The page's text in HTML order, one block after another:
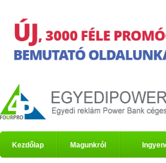
Kezdőlap Magunkról